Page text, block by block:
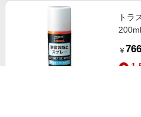
トラ
￥ 766